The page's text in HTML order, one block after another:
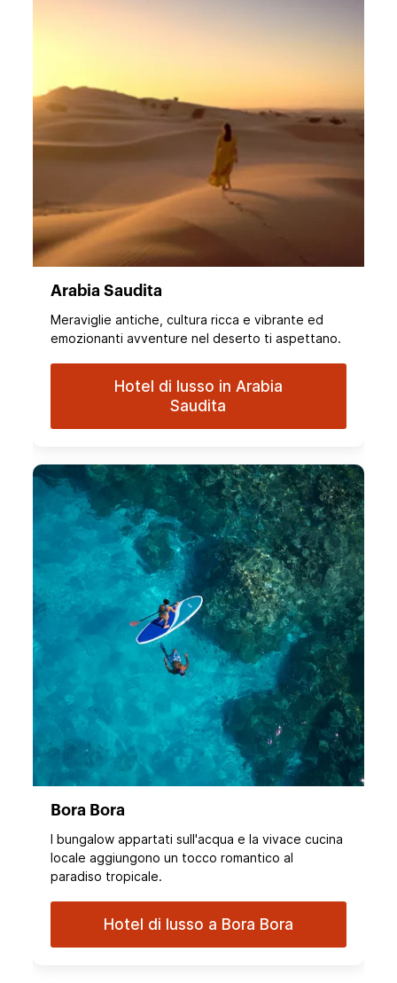
Arabia Saudita
Meraviglie antiche, cultura ricca e vibrante ed
emozionanti avventure nel deserto ti aspettano.
Hotel di lusso in Arabia
Saudita
Bora Bora
I bungalow appartati sull'acqua e la vivace cucina
locale aggiungono un tocco romantico al
paradiso tropicale.
Hotel di lusso a Bora Bora